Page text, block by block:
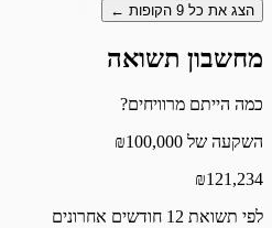
הצג את כל 9 הקופות ←
מחשבון תשואה
כמה הייתם מרוויחים?
השקעה של ₪100,000
₪121,234
לפי תשואת 12 חודשים אחרונים